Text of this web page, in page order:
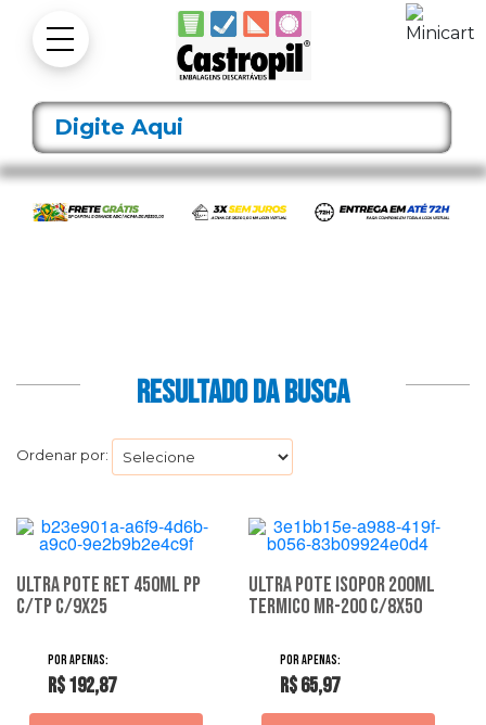
RESULTADO DA BUSCA
Ordenar por:
ULTRA POTE RET 450ML PP
C/TP C/9X25
R$ 192,87
ULTRA POTE ISOPOR 200ML
TERMICO MR-200 C/8X50
R$ 65,97